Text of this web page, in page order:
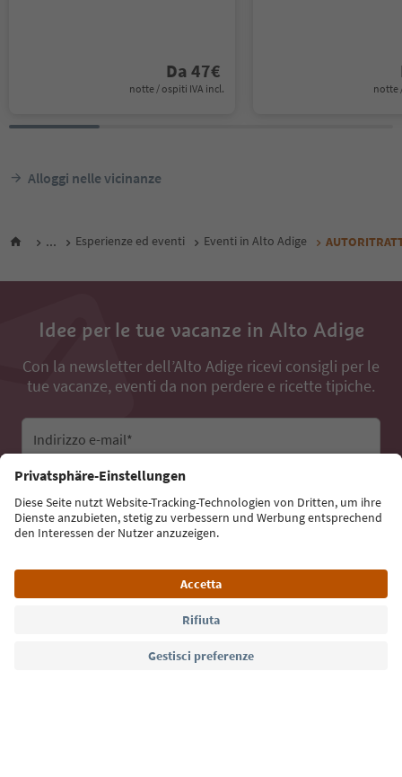
Da 47€
notte / ospiti IVA incl. notte
Alloggi nelle vicinanze
... Esperienze ed eventi Eventi in Alto Adige
Idee per le tue vacanze in Alto Adige
Con la newsletter dell’Alto Adige ricevi consigli per le
tue vacanze, eventi da non perdere e ricette tipiche.
Indirizzo e-mail*
Iscriviti alla newsletter